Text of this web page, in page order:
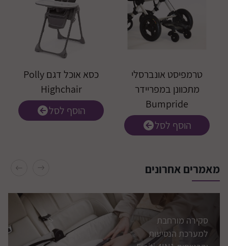
טרמפיסט אונברסלי
מתכוונן במפריידר
Bumpride
הוסף לסל
כסא אוכל דגם Polly
Highchair
הוסף לסל
מאמרים אחרונים
התקנת 3 מושבי
מוצרי התינוקות
קרא עוד
סקירה מורחבת
למערכת הנסיעות